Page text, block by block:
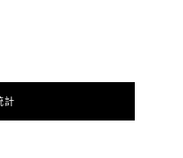
計